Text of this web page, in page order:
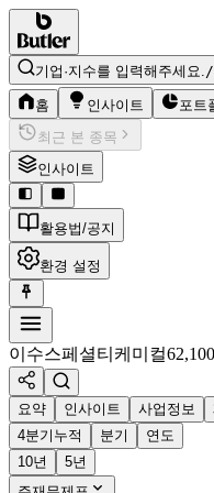
기업·지수를 입력해주세요./
홈 인사이트 포트
최근 본 종목
인사이트
활용법/공지
환경 설정
이수스페셜티케미컬62,100
요약 인사이트 사업정보
4분기누적
분기
연도
10년
5년